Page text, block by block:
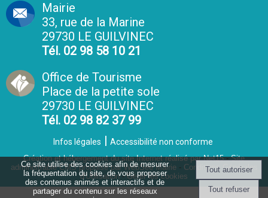
Mairie
33, rue de la Marine
29730 LE GUILVINEC
Tél. 02 98 58 10 21
Office de Tourisme
Place de la petite sole
29730 LE GUILVINEC
Tél. 02 98 82 37 99
Infos légales Accessibilité non conforme
Création et hébergement du site Internet réalisé par Net15-Site
administrable CMS propulsé par WebSee Mairie - Conditions Générales
d'Utilisation-Gérer les cookies
Ce site utilise des cookies afin de mesurer
la fréquentation du site, de vous proposer
des contenus animés et interactifs et de
partager du contenu sur les réseaux